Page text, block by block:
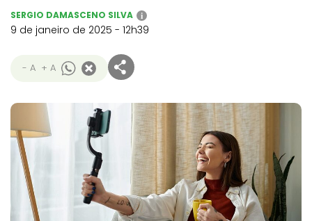
SERGIO DAMASCENO SILVA i
9 de janeiro de 2025 - 12h39
- A + A